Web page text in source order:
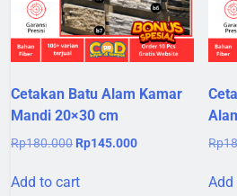
Cetakan Batu Alam Kamar
Mandi 20×30 cm
Rp180.000 Original
was:
Rp145.000Current
Add to cart
Rp